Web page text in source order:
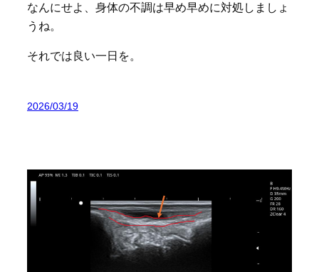
なんにせよ、身体の不調は早め早めに対処しましょ
うね。
それでは良い一日を。
2026/03/19